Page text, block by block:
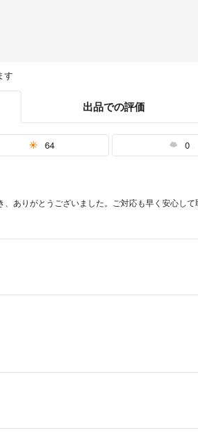
す
出品での評価
64 0
ありがとうございました。ご対応も早く安心して